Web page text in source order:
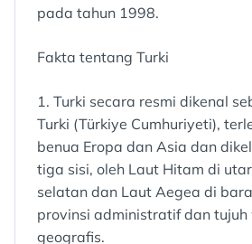
pada tahun 1998.
Fakta tentang Turki
1. Turki secara resmi dikenal
Turki (Türkiye Cumhuriyeti),
benua Eropa dan Asia dan
tiga sisi, oleh Laut Hitam di
selatan dan Laut Aegea di
provinsi administratif dan
geografis.